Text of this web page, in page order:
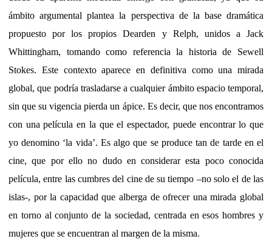
ámbito argumental plantea la perspectiva de la base dramática
propuesto por los propios Dearden y Relph, unidos a Jack
Whittingham, tomando como referencia la historia de Sewell
Stokes. Este contexto aparece en definitiva como una mirada
global, que podría trasladarse a cualquier ámbito espacio temporal,
sin que su vigencia pierda un ápice. Es decir, que nos encontramos
con una película en la que el espectador, puede encontrar lo que
yo denomino ‘la vida’. Es algo que se produce tan de tarde en el
cine, que por ello no dudo en considerar esta poco conocida
película, entre las cumbres del cine de su tiempo –no solo el de las
islas-, por la capacidad que alberga de ofrecer una mirada global
en torno al conjunto de la sociedad, centrada en esos hombres y
mujeres que se encuentran al margen de la misma.